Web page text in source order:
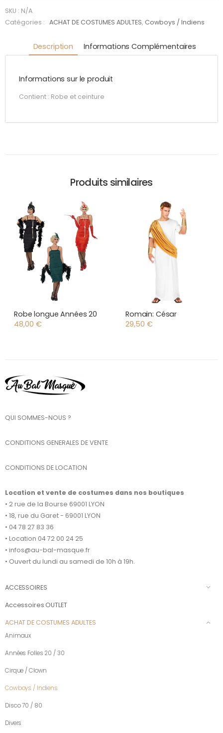
SKU : N/A
Catégories :
ACHAT DE COSTUMES ADULTES, Cowboys / Indiens
Description Informations Complémentaires
Informations sur le produit
Contient : Robe et ceinture
Produits similaires
Robe longue Années 20
48,00 €
Romain: César
29,50 €
QUI SOMMES-NOUS ?
CONDITIONS GENERALES DE VENTE
CONDITIONS DE LOCATION
Location et vente de costumes dans nos boutiques
• 2 rue de la Bourse 69001 LYON
• 18, rue du Garet - 69001 LYON
• 04 78 27 83 36
• Location 04 72 00 24 25
• infos@au-bal-masque.fr
• Ouvert du lundi au samedi de 10h à 19h.
ACCESSOIRES
Accessoires OUTLET
ACHAT DE COSTUMES ADULTES
Animaux
Années Folles 20 / 30
Cirque / Clown
Cowboys / Indiens
Disco 70 / 80
Divers